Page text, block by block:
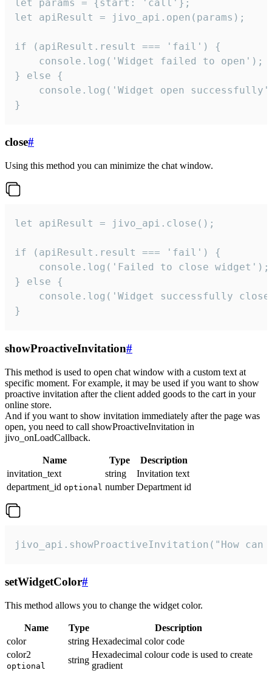
let params = {start: 'call'};
let apiResult = jivo_api.open(params);
if (apiResult.result === 'fail') {
    console.log('Widget failed to open');
} else {
console.log('Widget open
}
close#
Using this method you can minimize the chat window.
let apiResult = jivo_api.close();
if (apiResult.result === 'fail') {
    console.log('Failed to close widget');
} else {
console.log('Widget successfully
}
showProactiveInvitation#
This method is used to open chat window with a custom text at
specific moment. For example, it may be used if you want to show
proactive invitation after the client added goods to the cart in your
online store.
And if you want to show invitation immediately after the page was
open, you need to call showProactiveInvitation in
jivo_onLoadCallback.
Name Type
Description
invitation_text
string
Invitation text
department_id optional number Department id
jivo_api.showProactiveInvitation("How
setWidgetColor#
This method allows you to change the widget color.
Name Type
Description
color
string Hexadecimal color code
color2
optional
string
Hexadecimal colour code is used to create
gradient